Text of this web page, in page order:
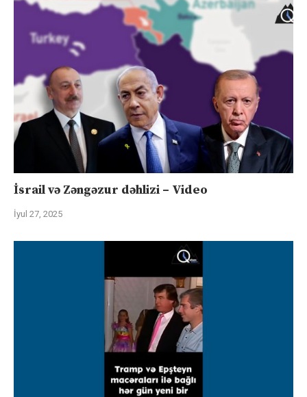
İsrail və Zəngəzur dəhlizi – Video
İyul 27, 2025